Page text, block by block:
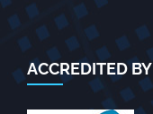
ACCREDITED BY